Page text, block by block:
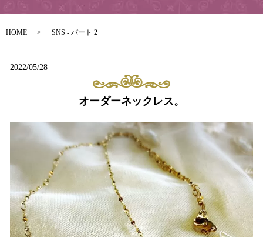
HOME SNS - パート 2
2022/05/28
オーダーネックレス。